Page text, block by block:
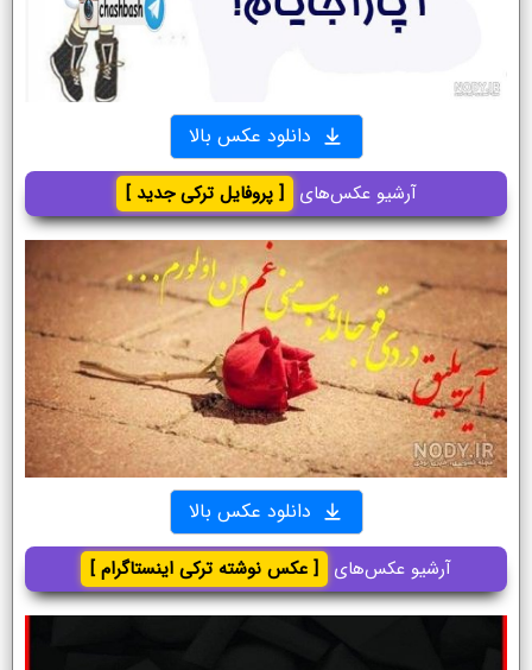
دانلود عکس بالا
آرشیو عکس‌های [ پروفایل ترکی جدید ]
دانلود عکس بالا
آرشیو عکس‌های [ عکس نوشته ترکی اینستاگرام ]